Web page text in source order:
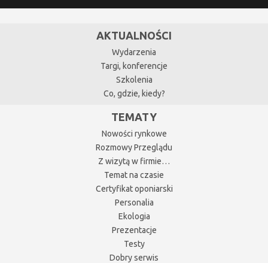
AKTUALNOŚCI
Wydarzenia
Targi, konferencje
Szkolenia
Co, gdzie, kiedy?
TEMATY
Nowości rynkowe
Rozmowy Przeglądu
Z wizytą w firmie…
Temat na czasie
Certyfikat oponiarski
Personalia
Ekologia
Prezentacje
Testy
Dobry serwis